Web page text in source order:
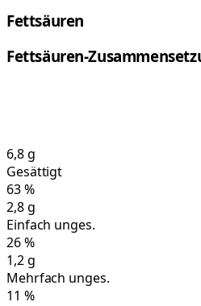
Fettsäuren
Fettsäuren-
6,8g
Gesättigt
63%
2,8g
Einfach unges.
26%
1,2g
Mehrfach unges.
11 %